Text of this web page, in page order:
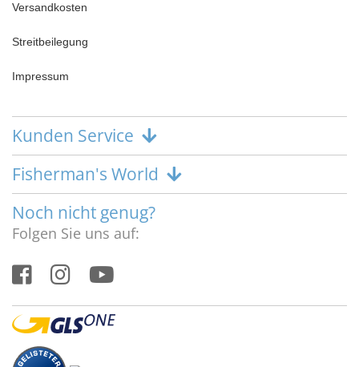
Versandkosten
Streitbeilegung
Impressum
Kunden Service
Fisherman's World
Noch nicht genug?
Folgen Sie uns auf: